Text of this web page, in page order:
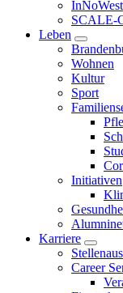
InNoWest
SCALE-
Leben
Wohnen
Kultur
Sport
Initiativen
Karriere
Career